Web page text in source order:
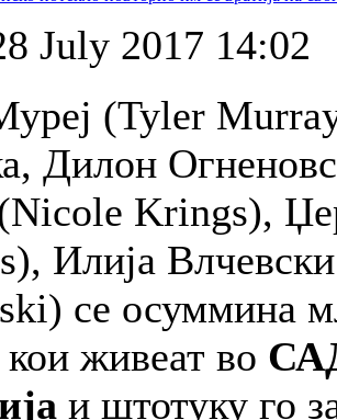
July 2017 14:02
(Tyler
Дилон
Krings),
Илија
се осуммина
живеат во
и штотуку го